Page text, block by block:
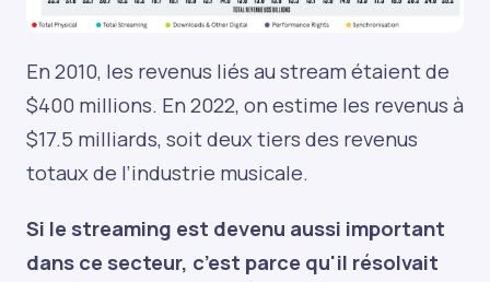
En 2010, les revenus liés au stream étaient de
$400 millions. En 2022, on estime les revenus à
$17.5 milliards, soit deux tiers des revenus
totaux de l’industrie musicale.
Si le streaming est devenu aussi important
dans ce secteur, c’est parce qu'il résolvait